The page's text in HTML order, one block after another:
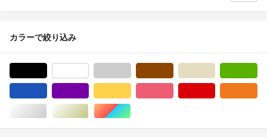
カラーで絞り込み
シルバー/銀色系ゴールド/金色系マルチカラー